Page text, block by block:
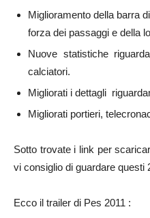
Miglioramento della barra
forza dei passaggi e della
Nuove statistiche
calciatori.
Migliorati i dettagli
Migliorati portieri,
Sotto trovate i link per
vi consiglio di guardare questi
Ecco il trailer di Pes 2011 :